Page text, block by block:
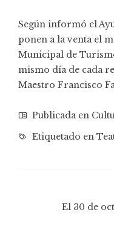
Según informó el
ponen a la venta el
Municipal de
mismo día de cada
Maestro Francisco
Publicada en
Etiquetado en
El 30 de